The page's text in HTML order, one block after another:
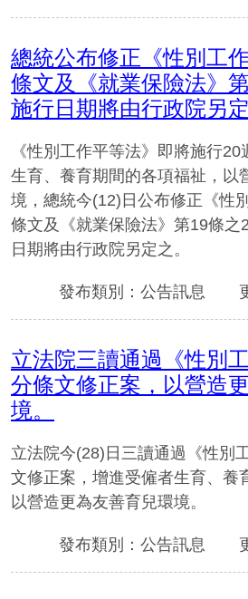
總統公布修正《性別工
條文及《就業保險法》
施行日期將由行政院另定
《性別工作平等法》即將施行
生育、養育期間的各項福祉，以
境，總統今(12)日公布修正《性
條文及《就業保險法》第19條之
日期將由行政院另定之。
發布類別：公告訊息
立法院三讀通過《性別
分條文修正案，以營造
境。
立法院今(28)日三讀通過《性別
文修正案，增進受僱者生育、養
以營造更為友善育兒環境。
發布類別：公告訊息